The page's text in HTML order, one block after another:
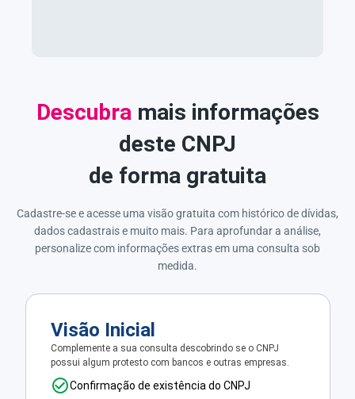
Descubra mais informações
deste CNPJ
de forma gratuita
Cadastre-se e acesse uma visão gratuita com histórico de dívidas,
dados cadastrais e muito mais. Para aprofundar a análise,
personalize com informações extras em uma consulta sob
medida.
Visão Inicial
Complemente a sua consulta descobrindo se o CNPJ
possui algum protesto com bancos e outras empresas.
Confirmação de existência do CNPJ